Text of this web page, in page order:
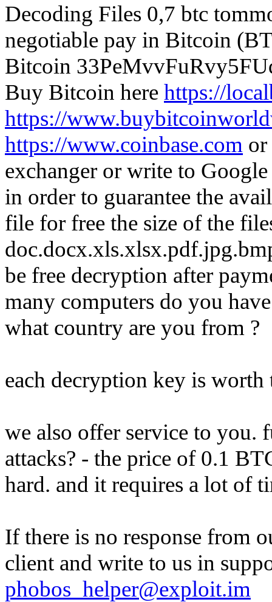
Decoding Files 0,7 btc
negotiable pay in Bitcoin
Bitcoin
Buy Bitcoin here https://
https://
https://www.coinbase.com or
exchanger or write to
in order to guarantee the
file for free the size of the
be free decryption after
many computers do you
what country are you from ?
each decryption key is
we also offer service to you.
attacks? - the price of 0.1
hard. and it requires a lot of
If there is no response from
client and write to us in
phobos_helper@exploit.im